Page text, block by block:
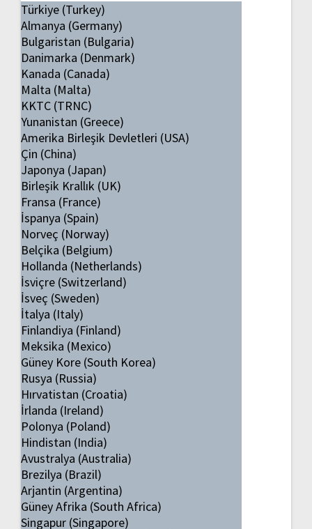
Türkiye (Turkey)
Almanya (Germany)
Bulgaristan (Bulgaria)
Danimarka (Denmark)
Kanada (Canada)
Malta (Malta)
KKTC (TRNC)
Yunanistan (Greece)
Amerika Birleşik Devletleri (USA)
Çin (China)
Japonya (Japan)
Birleşik Krallık (UK)
Fransa (France)
İspanya (Spain)
Norveç (Norway)
Belçika (Belgium)
Hollanda (Netherlands)
İsviçre (Switzerland)
İsveç (Sweden)
İtalya (Italy)
Finlandiya (Finland)
Meksika (Mexico)
Güney Kore (South Korea)
Rusya (Russia)
Hırvatistan (Croatia)
İrlanda (Ireland)
Polonya (Poland)
Hindistan (India)
Avustralya (Australia)
Brezilya (Brazil)
Arjantin (Argentina)
Güney Afrika (South Africa)
Singapur (Singapore)